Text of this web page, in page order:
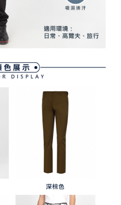
將依據個別帳號之用戶狀況，依本公司即
額度不足之情形，本公司將視審查結果
人資訊註冊。若發現惡意使用之情形，
該用戶之使用額度並採取法律行動。